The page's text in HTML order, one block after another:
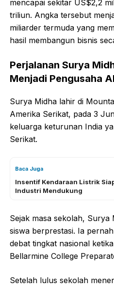
mencapai sekitar US$2,2
triliun. Angka tersebut
miliarder termuda yang
hasil membangun bisnis
Perjalanan Surya
Menjadi Pengusaha AI
Surya Midha lahir di
Amerika Serikat, pada 3
keluarga keturunan India
Serikat.
Baca Juga
Insentif Kendaraan Listrik
Industri Mendukung
Sejak masa sekolah, Surya
siswa berprestasi. Ia
debat tingkat nasional
Bellarmine College
Setelah lulus sekolah